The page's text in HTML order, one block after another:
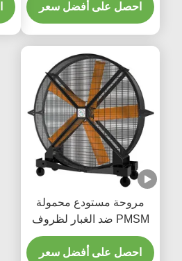
على أفضل سعر
احصل على
مستودع محمولة
PMSM ضد الغبار لظروف
شديدة
على أفضل سعر